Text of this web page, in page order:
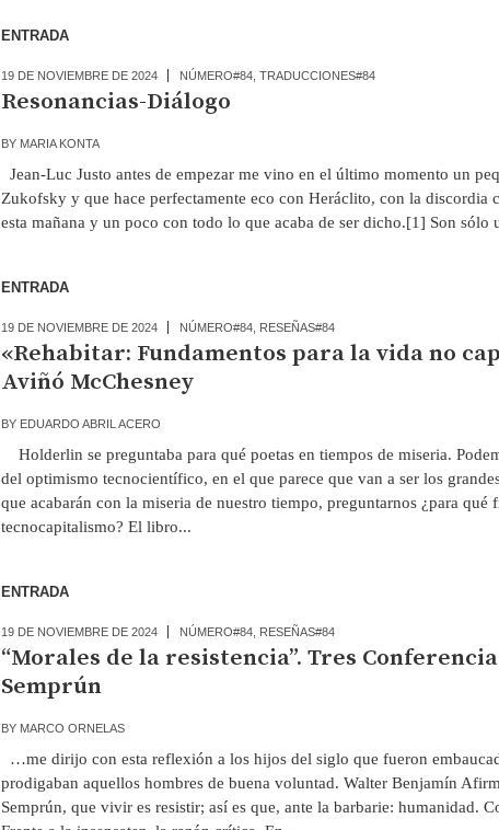
ENTRADA
19 DE NOVIEMBRE DE 2024 NÚMERO#84 TRADUCCIONES#84
Resonancias-Diálogo
BY MARIA KONTA
Jean-Luc Justo antes de empezar me vino en el último momento un
Zukofsky y que hace perfectamente eco con Heráclito, con la discordia
esta mañana y un poco con todo lo que acaba de ser dicho.[1] Son sólo
ENTRADA
19 DE NOVIEMBRE DE 2024 NÚMERO#84 RESEÑAS#84
«Rehabitar: Fundamentos para la vida no
Aviñó McChesney
BY EDUARDO ABRIL ACERO
Holderlin se preguntaba para qué poetas en tiempos de miseria.
del optimismo tecnocientífico, en el que parece que van a ser los
que acabarán con la miseria de nuestro tiempo, preguntarnos ¿para qué
tecnocapitalismo? El libro...
ENTRADA
19 DE NOVIEMBRE DE 2024 NÚMERO#84 RESEÑAS#84
“Morales de la resistencia”. Tres
Semprún
BY MARCO ORNELAS
…me dirijo con esta reflexión a los hijos del siglo que fueron
prodigaban aquellos hombres de buena voluntad. Walter Benjamín
Semprún, que vivir es resistir; así es que, ante la barbarie: humanidad.